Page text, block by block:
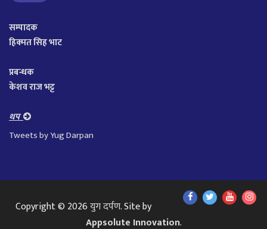
सम्पादक
हिक्मत सिह भाट
प्रबन्धक
केशव राज भट्ट
थप
Tweets by Yug Darpan
Find Find Find
Copyright © 2026युग दर्पण. Site by
Appsolute Innovation.